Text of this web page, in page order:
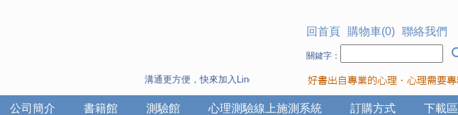
溝通更方便，快來加入Line 與 Wechat ~
回首頁 購物車(0) 聯絡我們
關鍵字：
下載區
訂購方式
心理測驗線上施測系統
測驗館
書籍館
公司簡介